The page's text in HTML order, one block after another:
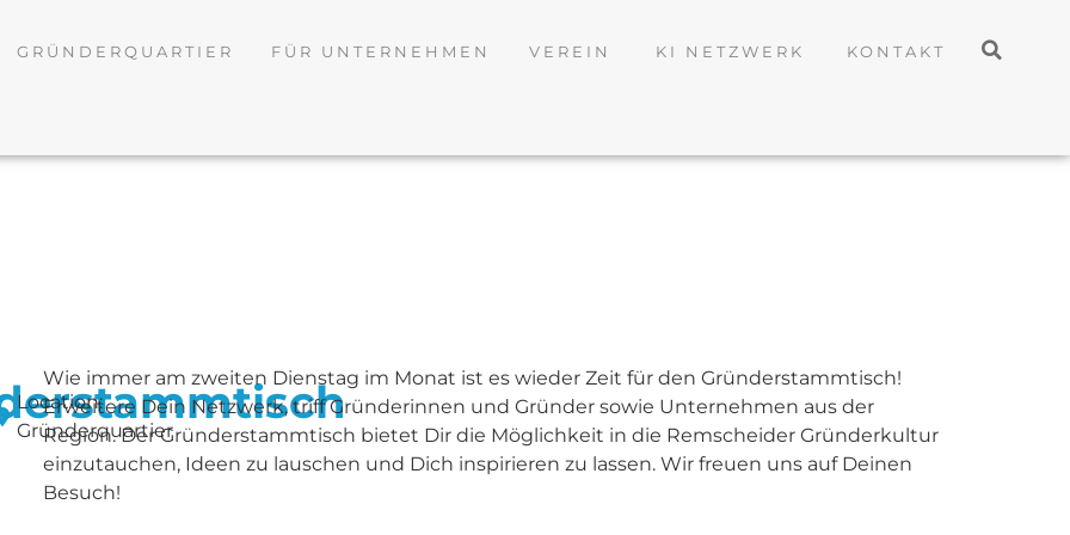
GRÜNDERQUARTIER FÜR UNTERNEHMEN VEREIN KI NETZWERK KONTAKT
Location:
Gründerquartier
Wie immer am zweiten Dienstag im Monat ist es wieder Zeit für den Gründerstammtisch!
Erweitere Dein Netzwerk, triff Gründerinnen und Gründer sowie Unternehmen aus der
Region. Der Gründerstammtisch bietet Dir die Möglichkeit in die Remscheider Gründerkultur
einzutauchen, Ideen zu lauschen und Dich inspirieren zu lassen. Wir freuen uns auf Deinen
Besuch!